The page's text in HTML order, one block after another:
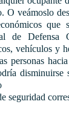
O veámoslo
que
de Defensa
vehículos y
personas
seguridad